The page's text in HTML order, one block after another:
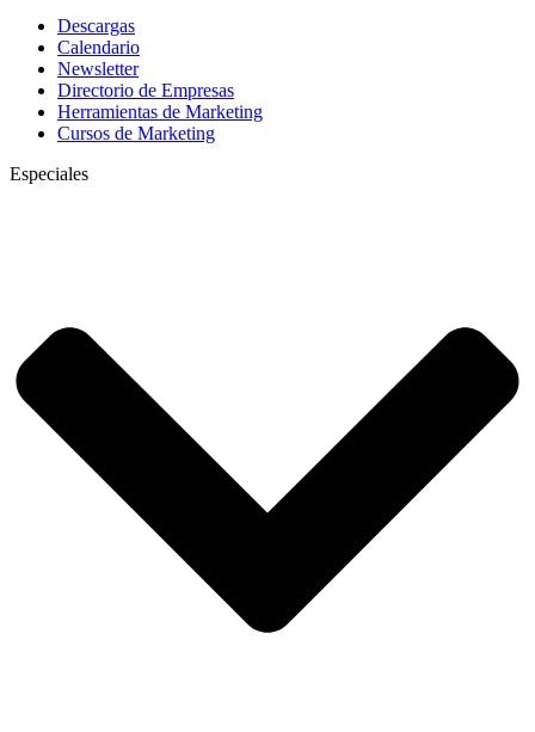
Descargas
Calendario
Newsletter
Directorio de Empresas
Herramientas de Marketing
Cursos de Marketing
Especiales